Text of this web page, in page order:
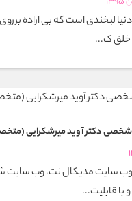
لبخندی است که بی اراده
خلق ک...
دکتر آوید میرشکرایی
وب سایت مدیکال نت، وب سایت
با قابلیت...